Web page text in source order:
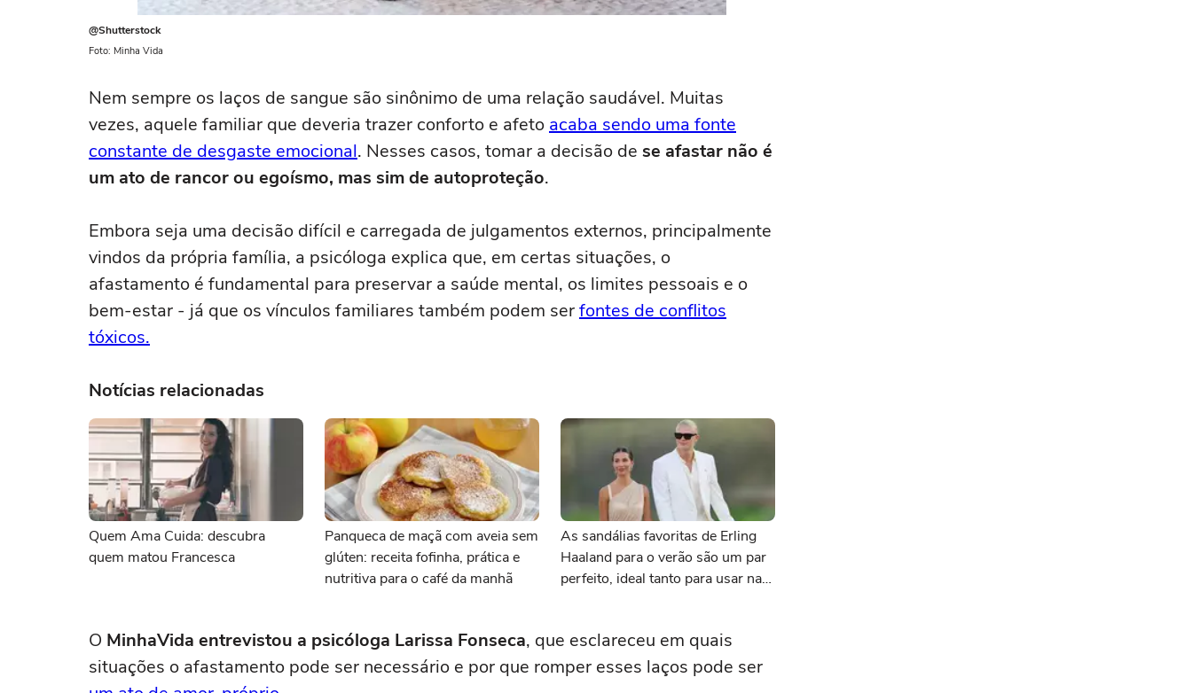
@Shutterstock
Foto: Minha Vida
Nem sempre os laços de sangue são sinônimo de uma relação saudável. Muitas
vezes, aquele familiar que deveria trazer conforto e afeto acaba sendo uma fonte
constante de desgaste emocional. Nesses casos, tomar a decisão de se afastar não é
um ato de rancor ou egoísmo, mas sim de autoproteção.
Embora seja uma decisão difícil e carregada de julgamentos externos, principalmente
vindos da própria família, a psicóloga explica que, em certas situações, o
afastamento é fundamental para preservar a saúde mental, os limites pessoais e o
bem-estar - já que os vínculos familiares também podem serfontes de conflitos
tóxicos.
Notícias relacionadas
Quem Ama Cuida: descubra
quem matou Francesca
Panqueca de maçã com aveia sem
glúten: receita fofinha, prática e
nutritiva para o café da manhã
As sandálias favoritas de Erling
Haaland para o verão são um par
perfeito, ideal tanto para usar na
O MinhaVida entrevistou a psicóloga Larissa Fonseca, que esclareceu em quais
situações o afastamento pode ser necessário e por que romper esses laços pode ser